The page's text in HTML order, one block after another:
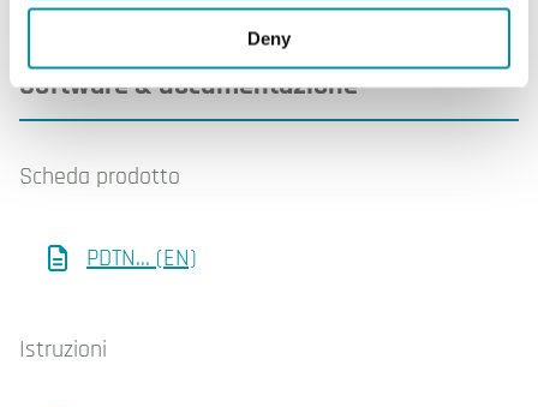
Deny
Software & documentazione
Scheda prodotto
PDTN... (EN)
Istruzioni